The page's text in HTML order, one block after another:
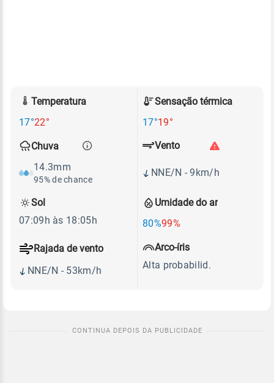
Temperatura
17°22°
Sensação térmica
17°19°
Chuva
14.3mm
95% de chance
Umidade do ar
80%99%
Vento
NNE/N - 9km/h
Rajada de vento
NNE/N - 53km/h
Sol
07:09h às 18:05h
Arco-íris
Alta probabilid.